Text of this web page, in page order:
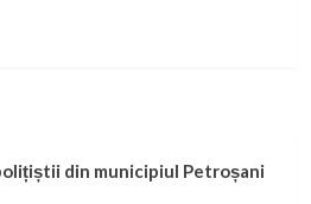
din municipiul Petroșani